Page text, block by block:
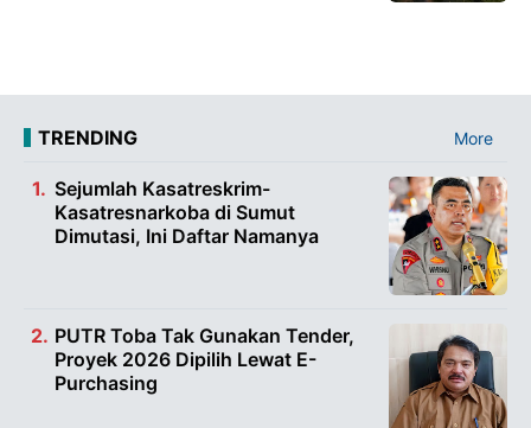
TRENDING More
Sejumlah Kasatreskrim-
Kasatresnarkoba di Sumut
Dimutasi, Ini Daftar Namanya
PUTR Toba Tak Gunakan Tender,
Proyek 2026 Dipilih Lewat E-
Purchasing